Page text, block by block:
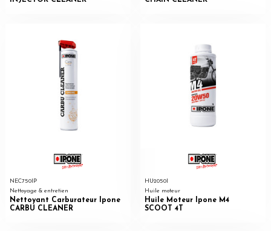
NEC750IP
Nettoyage & entretien
Nettoyant Carburateur Ipone
CARBU CLEANER
HU2050I
Huile moteur
Huile Moteur Ipone M4
SCOOT 4T